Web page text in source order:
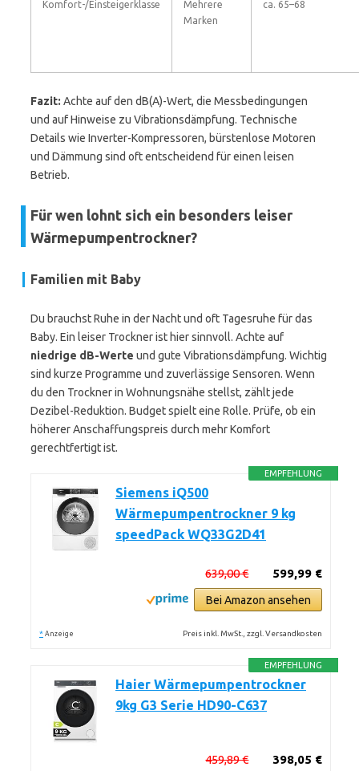
Komfort-/Einsteigerklasse
Mehrere
Marken
ca. 65–68
Fazit: Achte auf den dB(A)-Wert, die Messbedingungen
und auf Hinweise zu Vibrationsdämpfung. Technische
Details wie Inverter-Kompressoren, bürstenlose Motoren
und Dämmung sind oft entscheidend für einen leisen
Betrieb.
Für wen lohnt sich ein besonders leiser
Wärmepumpentrockner?
Familien mit Baby
Du brauchst Ruhe in der Nacht und oft Tagesruhe für das
Baby. Ein leiser Trockner ist hier sinnvoll. Achte auf
niedrige dB-Werte und gute Vibrationsdämpfung. Wichtig
sind kurze Programme und zuverlässige Sensoren. Wenn
du den Trockner in Wohnungsnähe stellst, zählt jede
Dezibel-Reduktion. Budget spielt eine Rolle. Prüfe, ob ein
höherer Anschaffungspreis durch mehr Komfort
gerechtfertigt ist.
EMPFEHLUNG
Siemens iQ500
Wärmepumpentrockner 9 kg
speedPack WQ33G2D41
599,99 €
639,00 €
Bei Amazon ansehen
* Anzeige Preis inkl. MwSt., zzgl. Versandkosten
EMPFEHLUNG
Haier Wärmepumpentrockner
9kg G3 Serie HD90-C637
398,05 €
459,89 €